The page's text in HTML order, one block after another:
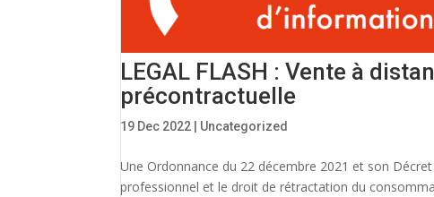
LEGAL FLASH : Vente à
précontractuelle
19 Dec 2022 | Uncategorized
Une Ordonnance du 22 décembre 2021 et son
professionnel et le droit de rétractation du